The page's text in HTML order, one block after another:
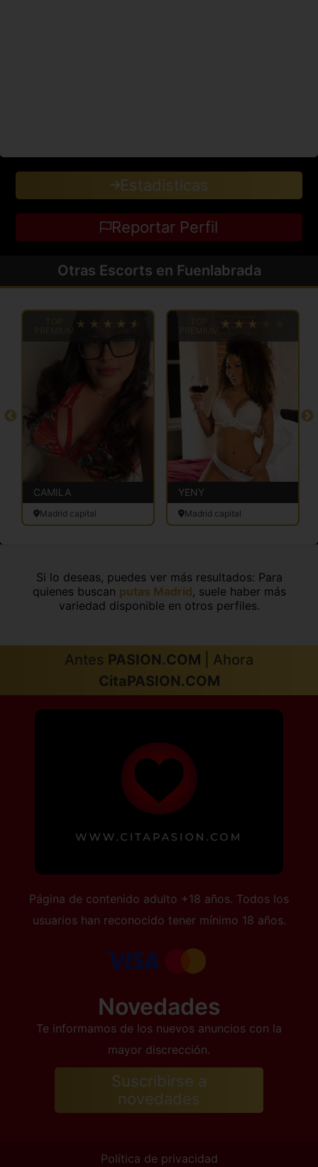
Estadisticas
Reportar Perfil
Otras Escorts en Fuenlabrada
CAMILA
Madrid capital
YENY
Madrid capital
Si lo deseas, puedes ver más resultados: Para
quienes buscan putas Madrid, suele haber más
variedad disponible en otros perfiles.
Antes PASION.COM | Ahora
CitaPASION.COM
Página de contenido adulto +18 años. Todos los
usuarios han reconocido tener mínimo 18 años.
Novedades
Te informamos de los nuevos anuncios con la
mayor discrección.
Suscribirse a
novedades
Política de privacidad